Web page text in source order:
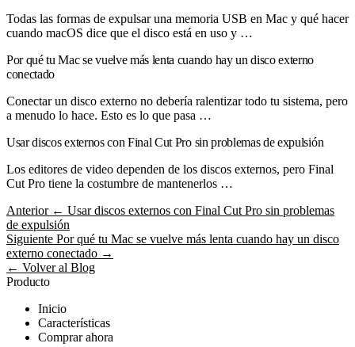
Todas las formas de expulsar una memoria USB en Mac y qué hacer
cuando macOS dice que el disco está en uso y …
Por qué tu Mac se vuelve más lenta cuando hay un disco externo
conectado
Conectar un disco externo no debería ralentizar todo tu sistema, pero
a menudo lo hace. Esto es lo que pasa …
Usar discos externos con Final Cut Pro sin problemas de expulsión
Los editores de video dependen de los discos externos, pero Final
Cut Pro tiene la costumbre de mantenerlos …
Anterior ← Usar discos externos con Final Cut Pro sin problemas
de expulsión
Siguiente Por qué tu Mac se vuelve más lenta cuando hay un disco
externo conectado →
← Volver al Blog
Producto
Inicio
Características
Comprar ahora